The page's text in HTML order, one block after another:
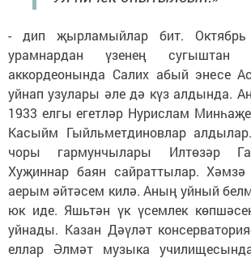
- дип җырламыйлар бит. Октябрь
урамнардан үзенең сугыштан
аккордеонында Салих абый энесе
уйнап узулары әле дә күз алдында.
1933 елгы егетләр Нурислам
Касыйм Гыйльметдиновлар
чоры гармунчылары Илтөзәр
Хуҗиннар баян сайраттылар.
аерым әйтәсем килә. Аның уйный
юк иде. Яшьтән үк үсемлек
уйнады. Казан Дәүләт
еллар Әлмәт музыка